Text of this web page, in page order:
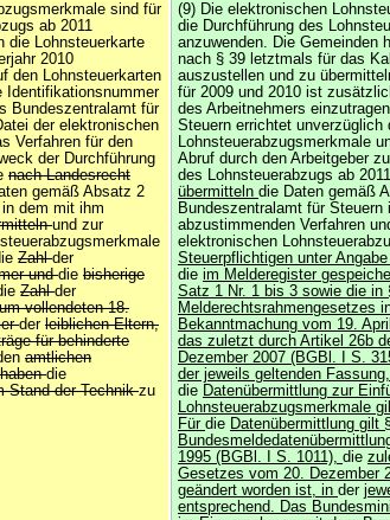
sind für
ab 2011
die Lohnsteuerkarte
2010
den Lohnsteuerkarten
Identifikationsnummer
Bundeszentralamt für
der elektronischen
Verfahren für den
der Durchführung
nach Landesrecht
gemäß Absatz 2
dem mit ihm
und zur
Zahlder
unddie bisherige
Zahlder
vollendeten 18.
der leiblichen Eltern,
für behinderte
amtlichen
die
Stand der Technikzu
(9) Die elektronischen
die Durchführung des
anzuwenden. Die Gemeinden
nach § 39 letztmals für das
auszustellen und zu
für 2009 und 2010 ist
des Arbeitnehmers
Steuern errichtet unverzüglich
Lohnsteuerabzugsmerkmale
Abruf durch den Arbeitgeber
des Lohnsteuerabzugs ab
übermitteln die Daten gemäß
Bundeszentralamt für Steuern
abzustimmenden Verfahren
elektronischen
Steuerpflichtigen unter
die im Melderegister
Satz 1 Nr. 1 bis 3 sowie die in
Melderechtsrahmengesetzes
Bekanntmachung vom 19.
das zuletzt durch Artikel 26b
Dezember 2007 (BGBl. I S.
der jeweils geltenden
die Datenübermittlung zur
Lohnsteuerabzugsmerkmale
Für die Datenübermittlung gilt
1995 (BGBl. I S. 1011), die
Gesetzes vom 20. Dezember
geändert worden ist, in der
entsprechend. Das